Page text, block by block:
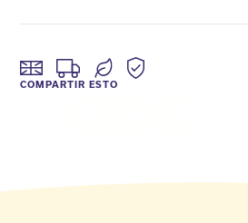
COMPARTIR ESTO